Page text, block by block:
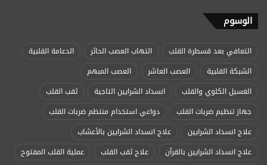
الوسوم
التعافي بعد قسطرة القلب التهاب العصب الحائر
الدعامة القلبية
الشبكة القلبية
العصب العاشر
العصب المبهم
الغسيل الكلوي والقلب
انسداد الشرايين التاجية
ثقب القلب
جهاز تنظيم ضربات القلب
دواعي استخدام منتظم ضربات القلب
علاج انسداد الشرايين
علاج انسداد الشرايين بالأعشاب
علاج انسداد الشرايين بالقرآن
علاج ثقب القلب
عملية القلب المفتوح